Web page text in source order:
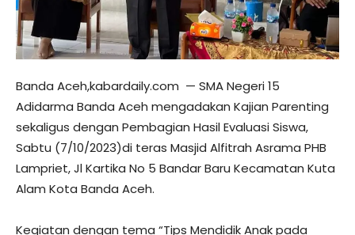
Banda Aceh,kabardaily.com — SMA Negeri 15
Adidarma Banda Aceh mengadakan Kajian Parenting
sekaligus dengan Pembagian Hasil Evaluasi Siswa,
Sabtu (7/10/2023)di teras Masjid Alfitrah Asrama PHB
Lampriet, Jl Kartika No 5 Bandar Baru Kecamatan Kuta
Alam Kota Banda Aceh.
Kegiatan dengan tema “Tips Mendidik Anak pada